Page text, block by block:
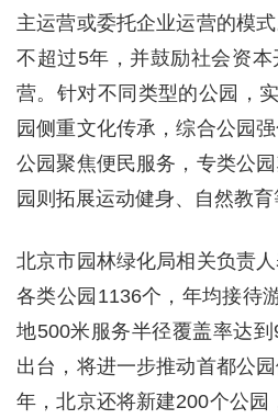
主运营或委托企业运营的模
不超过5年，并鼓励社会资
营。针对不同类型的公园，
园侧重文化传承，综合公园
公园聚焦便民服务，专类公
园则拓展运动健身、自然教育
北京市园林绿化局相关负责
各类公园1136个，年均接待
地500米服务半径覆盖率达
出台，将进一步推动首都公
年，北京还将新建200个公园